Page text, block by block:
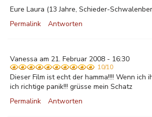
Eure Laura (13 Jahre, Schieder-
Permalink
Antworten
Vanessa am 21. Februar 2008 - 16:30
10/10
Dieser Film ist echt der hamma!!!! Wenn ich
ich richtige panik!!! grüsse mein Schatz
Permalink
Antworten